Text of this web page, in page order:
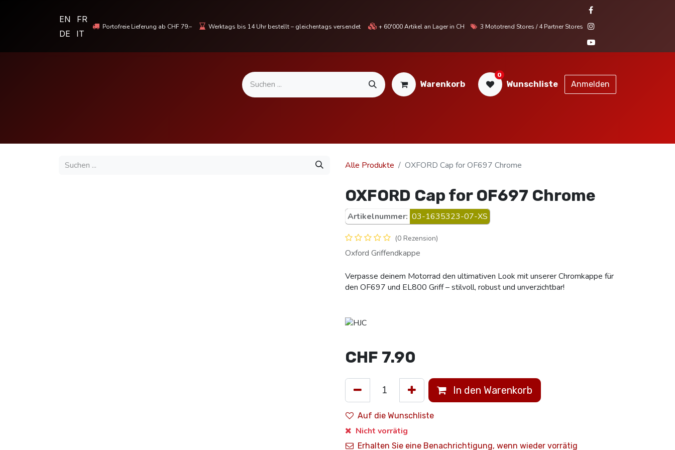
EN
FR
DE
IT
Portofreie Lieferung ab CHF 79.– Werktags bis 14 Uhr bestellt – gleichentags versendet + 60'000 Artikel an Lager in CH 3 Mototrend Stores / 4 Partner Stores
Warenkorb
0
Wunschliste Anmelden
Alle Produkte OXFORD Cap for OF697 Chrome
OXFORD Cap for OF697 Chrome
Artikelnummer: 03-1635323-07-XS
(0 Rezension)
Oxford Griffendkappe
Verpasse deinem Motorrad den ultimativen Look mit unserer Chromkappe für
den OF697 und EL800 Griff – stilvoll, robust und unverzichtbar!
CHF 7.90
In den Warenkorb
Auf die Wunschliste
Nicht vorrätig
Erhalten Sie eine Benachrichtigung, wenn wieder vorrätig